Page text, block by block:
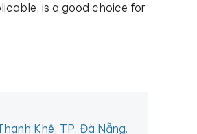
is a good choice for
Khê, TP. Đà Nẵng.